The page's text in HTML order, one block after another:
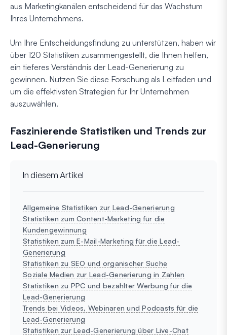
aus Marketingkanälen entscheidend für das Wachstum
Ihres Unternehmens.
Um Ihre Entscheidungsfindung zu unterstützen, haben wir
über 120 Statistiken zusammengestellt, die Ihnen helfen,
ein tieferes Verständnis der Lead-Generierung zu
gewinnen. Nutzen Sie diese Forschung als Leitfaden und
um die effektivsten Strategien für Ihr Unternehmen
auszuwählen.
Faszinierende Statistiken und Trends zur
Lead-Generierung
In diesem Artikel
Allgemeine Statistiken zur Lead-Generierung
Statistiken zum Content-Marketing für die
Kundengewinnung
Statistiken zum E-Mail-Marketing für die Lead-
Generierung
Statistiken zu SEO und organischer Suche
Soziale Medien zur Lead-Generierung in Zahlen
Statistiken zu PPC und bezahlter Werbung für die
Lead-Generierung
Trends bei Videos, Webinaren und Podcasts für die
Lead-Generierung
Statistiken zur Lead-Generierung über Live-Chat